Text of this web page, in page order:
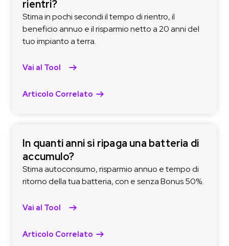
rientri?
Stima in pochi secondi il tempo di rientro, il
beneficio annuo e il risparmio netto a 20 anni del
tuo impianto a terra.
Vai al Tool
Articolo Correlato
In quanti anni si ripaga una batteria di
accumulo?
Stima autoconsumo, risparmio annuo e tempo di
ritorno della tua batteria, con e senza Bonus 50%.
Vai al Tool
Articolo Correlato